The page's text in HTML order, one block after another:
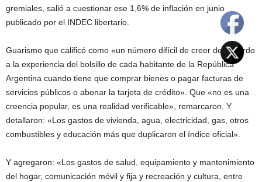
gremiales, salió a cuestionar ese 1,6% de inflación en junio
publicado por el INDEC libertario.
Guarismo que calificó como «un número difícil de creer de acuerdo
a la experiencia del bolsillo de cada habitante de la República
Argentina cuando tiene que comprar bienes o pagar facturas de
servicios públicos o abonar la tarjeta de crédito». Que «no es una
creencia popular, es una realidad verificable», remarcaron. Y
detallaron: «Los gastos de vivienda, agua, electricidad, gas, otros
combustibles y educación más que duplicaron el índice oficial».
Y agregaron: «Los gastos de salud, equipamiento y mantenimiento
del hogar, comunicación móvil y fija y recreación y cultura, entre